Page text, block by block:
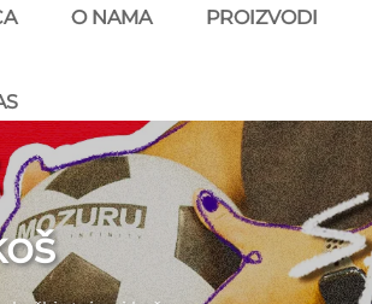
O NAMA PROIZVODI